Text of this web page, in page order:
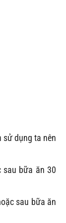
sử dụng ta nên
sau bữa ăn 30
sau bữa ăn